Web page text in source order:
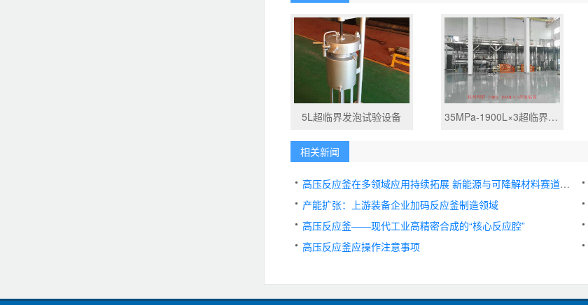
5L超临界发泡试验设备 35MPa-1900L×3超临界萃取装置
相关新闻
高压反应釜在多领域应用持续拓展 新能源与可降解材料赛道需求旺盛
产能扩张：上游装备企业加码反应釜制造领域
高压反应釜——现代工业高精密合成的“核心反应腔”
高压反应釜应操作注意事项